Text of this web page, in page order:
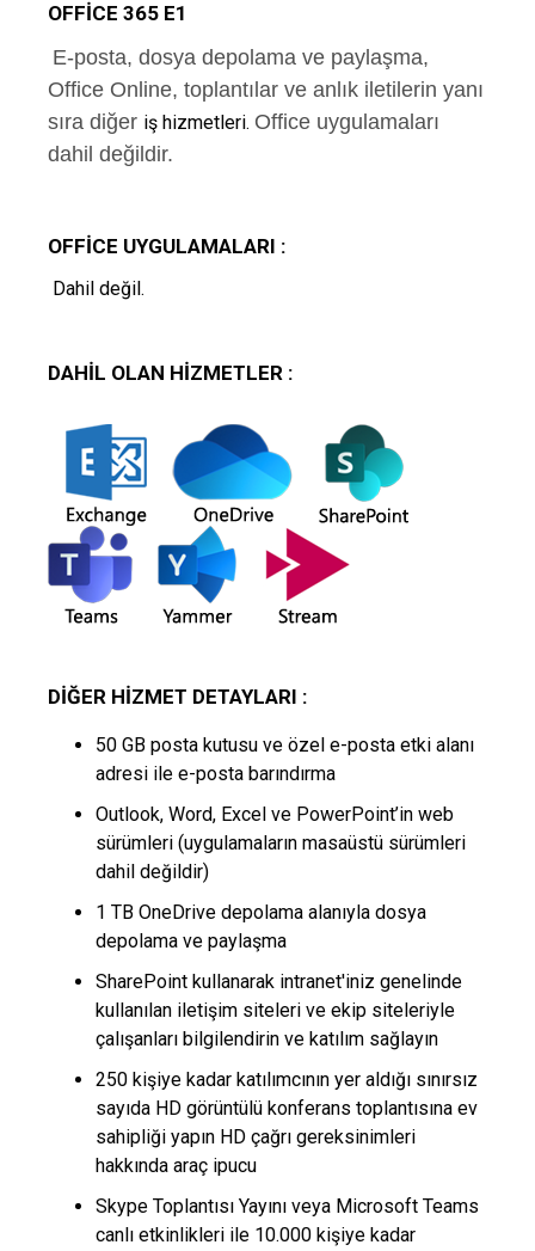
OFFICE 365 E1
E-posta, dosya depolama ve paylaşma,
Office Online, toplantılar ve anlık iletilerin yanı
sıra diğer iş hizmetleri. Office uygulamaları
dahil değildir.
OFFICE UYGULAMALARI :
Dahil değil.
DAHIL OLAN HIZMETLER :
DIĞER HIZMET DETAYLARI :
50 GB posta kutusu ve özel e-posta etki alanı
adresi ile e-posta barındırma
Outlook, Word, Excel ve PowerPoint’in web
sürümleri (uygulamaların masaüstü sürümleri
dahil değildir)
1 TB OneDrive depolama alanıyla dosya
depolama ve paylaşma
SharePoint kullanarak intranet'iniz genelinde
kullanılan iletişim siteleri ve ekip siteleriyle
çalışanları bilgilendirin ve katılım sağlayın
250 kişiye kadar katılımcının yer aldığı sınırsız
sayıda HD görüntülü konferans toplantısına ev
sahipliği yapın HD çağrı gereksinimleri
hakkında araç ipucu
Skype Toplantısı Yayını veya Microsoft Teams
canlı etkinlikleri ile 10.000 kişiye kadar